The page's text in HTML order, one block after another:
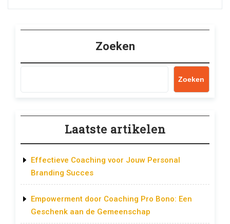
Zoeken
Zoeken
Laatste artikelen
Effectieve Coaching voor Jouw Personal
Branding Succes
Empowerment door Coaching Pro Bono: Een
Geschenk aan de Gemeenschap